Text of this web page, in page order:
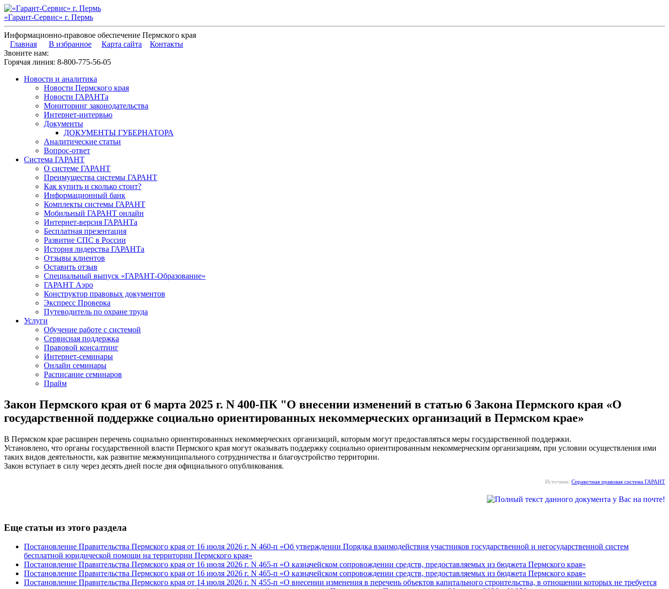
«Гарант-Сервис» г. Пермь
Информационно-правовое обеспечение Пермского края
Главная
В избранное Карта сайта
Контакты
Звоните нам:
Горячая линия: 8-800-775-56-05
Новости и аналитика
Новости Пермского края
Новости ГАРАНТа
Мониторинг законодательства
Интернет-интервью
Документы
ДОКУМЕНТЫ ГУБЕРНАТОРА
Аналитические статьи
Вопрос-ответ
Система ГАРАНТ
О системе ГАРАНТ
Преимущества системы ГАРАНТ
Как купить и сколько стоит?
Информационный банк
Комплекты системы ГАРАНТ
Мобильный ГАРАНТ онлайн
Интернет-версия ГАРАНТа
Бесплатная презентация
Развитие СПС в России
История лидерства ГАРАНТа
Отзывы клиентов
Оставить отзыв
Специальный выпуск «ГАРАНТ-Образование»
ГАРАНТ Аэро
Конструктор правовых документов
Экспресс Проверка
Путеводитель по охране труда
Услуги
Обучение работе с системой
Сервисная поддержка
Правовой консалтинг
Интернет-семинары
Онлайн семинары
Расписание семинаров
Прайм
Закон Пермского края от 6 марта 2025 г. N 400-ПК "О внесении изменений в статью 6 Закона Пермского края «О
государственной поддержке социально ориентированных некоммерческих организаций в Пермском крае»
В Пермском крае расширен перечень социально ориентированных некоммерческих организаций, которым могут предоставляться меры государственной поддержки.
Установлено, что органы государственной власти Пермского края могут оказывать поддержку социально ориентированным некоммерческим организациям, при условии осуществления ими
таких видов деятельности, как развитие межмуниципального сотрудничества и благоустройство территории.
Закон вступает в силу через десять дней после дня официального опубликования.
Источник: Справочная правовая система ГАРАНТ
Еще статьи из этого раздела
Постановление Правительства Пермского края от 16 июля 2026 г. N 460-п «Об утверждении Порядка взаимодействия участников государственной и негосударственной систем
бесплатной юридической помощи на территории Пермского края»
Постановление Правительства Пермского края от 16 июля 2026 г. N 465-п «О казначейском сопровождении средств, предоставляемых из бюджета Пермского края»
Постановление Правительства Пермского края от 16 июля 2026 г. N 465-п «О казначейском сопровождении средств, предоставляемых из бюджета Пермского края»
Постановление Правительства Пермского края от 14 июля 2026 г. N 455-п «О внесении изменения в перечень объектов капитального строительства, в отношении которых не требуется